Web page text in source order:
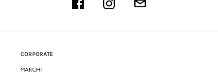
CORPORATE
MARCHI